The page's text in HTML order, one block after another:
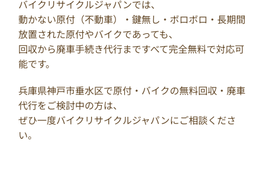
バイクリサイクルジャパンでは、
動かない原付（不動車）・鍵無し・ボロボロ・長期間
放置された原付やバイクであっても、
回収から廃車手続き代行まですべて完全無料で対応可
能です。
兵庫県神戸市垂水区で原付・バイクの無料回収・廃車
代行をご検討中の方は、
ぜひ一度バイクリサイクルジャパンにご相談くださ
い。